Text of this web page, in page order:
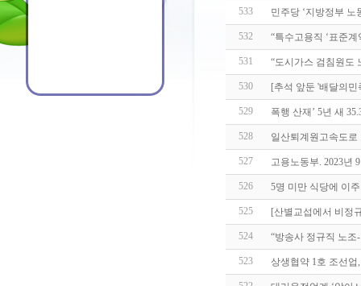
533 민주당 ‘지방정부
532 “특수고용직 ‘표준
531 “도시가스 검침원도
530 [추석 앞둔 '배달의
529 폭행 산재’ 5년 새
528 일산퇴계원고속도
527 고용노동부. 2023년
526 5명 미만 식당에 이
525 [산별교섭에서 비정
524 “방송사 정규직 노
523 상생협약 1호 조선